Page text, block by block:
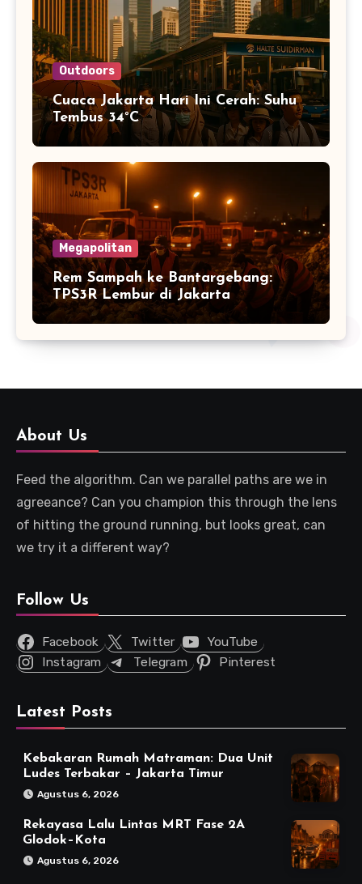
Outdoors
Cuaca Jakarta Hari Ini Cerah: Suhu
Tembus 34°C
Megapolitan
Rem Sampah ke Bantargebang:
TPS3R Lembur di Jakarta
About Us
Feed the algorithm. Can we parallel paths are we in
agreeance? Can you champion this through the lens
of hitting the ground running, but looks great, can
we try it a different way?
Follow Us
Facebook Twitter
YouTube
Instagram
Telegram Pinterest
Latest Posts
Kebakaran Rumah Matraman: Dua Unit
Ludes Terbakar – Jakarta Timur
Agustus 6, 2026
Rekayasa Lalu Lintas MRT Fase 2A
Glodok–Kota
Agustus 6, 2026